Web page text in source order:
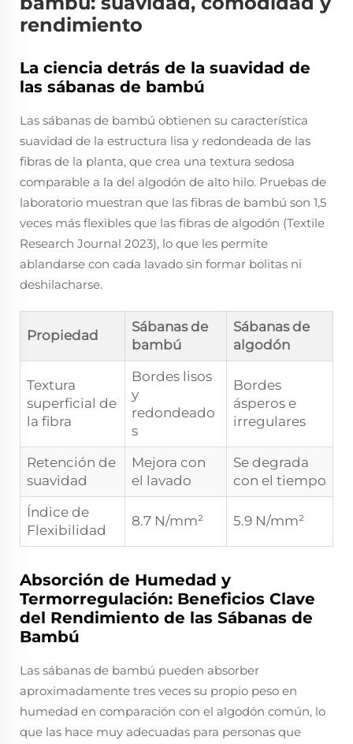
rendimiento
La ciencia detrás de la suavidad de
las sábanas de bambú
Las sábanas de bambú obtienen su característica
suavidad de la estructura lisa y redondeada de las
fibras de la planta, que crea una textura sedosa
comparable a la del algodón de alto hilo. Pruebas de
laboratorio muestran que las fibras de bambú son 1,5
veces más flexibles que las fibras de algodón (Textile
Research Journal 2023), lo que les permite
ablandarse con cada lavado sin formar bolitas ni
deshilacharse.
Propiedad
Sábanas de
bambú
Sábanas de
algodón
Textura
superficial de
la fibra
Bordes lisos
y
redondeado
s
Bordes
ásperos e
irregulares
Retención de
suavidad
Mejora con
el lavado
Se degrada
con el tiempo
Índice de
Flexibilidad
8.7 N/mm² 5.9 N/mm²
Absorción de Humedad y
Termorregulación: Beneficios Clave
del Rendimiento de las Sábanas de
Bambú
Las sábanas de bambú pueden absorber
aproximadamente tres veces su propio peso en
humedad en comparación con el algodón común, lo
que las hace muy adecuadas para personas que